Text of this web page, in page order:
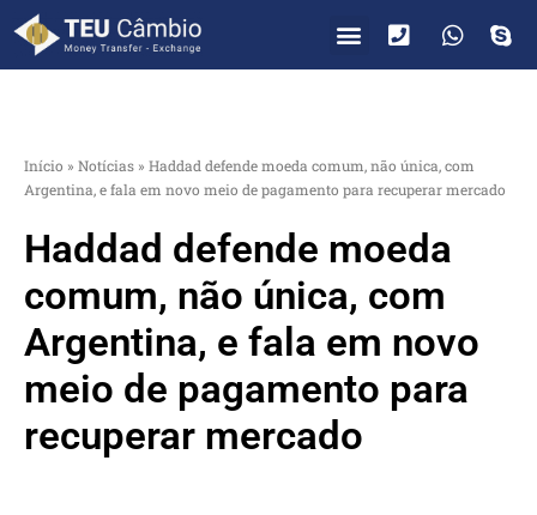
Início » Notícias » Haddad defende moeda comum, não única, com
Argentina, e fala em novo meio de pagamento para recuperar mercado
Haddad defende moeda
comum, não única, com
Argentina, e fala em novo
meio de pagamento para
recuperar mercado